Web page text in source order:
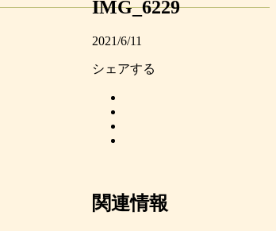
IMG_6229
2021/6/11
シェアする
関連情報